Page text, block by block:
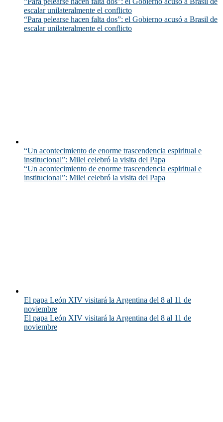
escalar unilateralmente el conflicto
“Para pelearse hacen falta dos”: el Gobierno acusó a Brasil de
escalar unilateralmente el conflicto
“Un acontecimiento de enorme trascendencia espiritual e
institucional”: Milei celebró la visita del Papa
“Un acontecimiento de enorme trascendencia espiritual e
institucional”: Milei celebró la visita del Papa
El papa León XIV visitará la Argentina del 8 al 11 de
noviembre
El papa León XIV visitará la Argentina del 8 al 11 de
noviembre